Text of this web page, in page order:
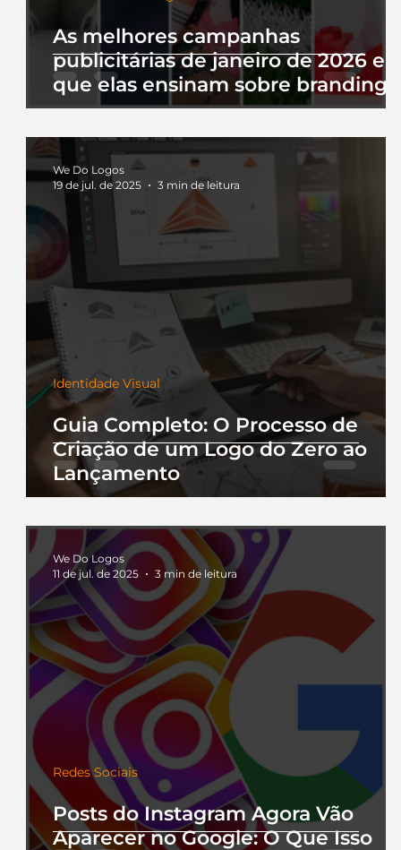
As melhores campanhas
publicitárias de janeiro de 2026 e
que elas ensinam sobre branding
Guia Completo: O Processo de
Criação de um Logo do Zero ao
Lançamento
Identidade Visual
We Do Logos
19 de jul. de 2025
3 min de leitura
Posts do Instagram Agora Vão
Aparecer no Google: O Que Isso
Redes Sociais
We Do Logos
11 de jul. de 2025
3 min de leitura